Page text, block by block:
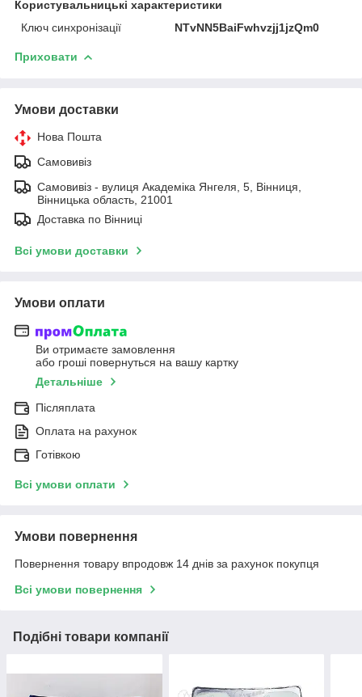
Користувальницькі характеристики
Ключ синхронізації
NTvNN5BaiFwhvzjj1jzQm0
Приховати
Умови доставки
Нова Пошта
Самовивіз
Самовивіз - вулиця Академіка Янгеля, 5, Вінниця,
Вінницька область, 21001
Доставка по Вінниці
Всі умови доставки
Умови оплати
Ви отримаєте замовлення
або гроші повернуться на вашу картку
Детальніше
Післяплата
Оплата на рахунок
Готівкою
Всі умови оплати
Умови повернення
Повернення товару впродовж 14 днів за рахунок покупця
Всі умови повернення
Подібні товари компанії